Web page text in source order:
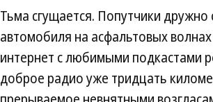
Тьма сгущается. Попутчики
автомобиля на асфальтовых
интернет с любимыми подкастами
доброе радио уже тридцать